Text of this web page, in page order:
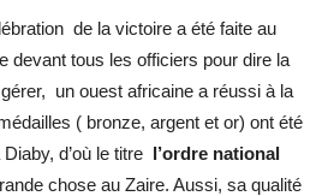
de la victoire a été faite au
devant tous les officiers pour dire la
gérer, un ouest africaine a réussi à la
( bronze, argent et or) ont été
d’où le titre l’ordre national
chose au Zaire. Aussi, sa qualité